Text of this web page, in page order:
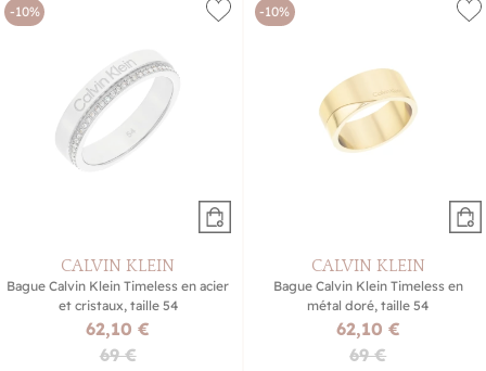
-10%
CALVIN KLEIN
Bague Calvin Klein Timeless en acier
et cristaux, taille 54
62,10 €
69 €
-10%
CALVIN KLEIN
Bague Calvin Klein Timeless en
métal doré, taille 54
62,10 €
69 €